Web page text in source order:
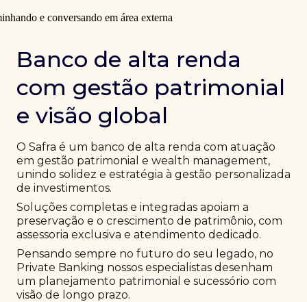
Banco de alta renda
com gestão patrimonial
e visão global
O Safra é um banco de alta renda com atuação
em gestão patrimonial e wealth management,
unindo solidez e estratégia à gestão personalizada
de investimentos.
Soluções completas e integradas apoiam a
preservação e o crescimento de patrimônio, com
assessoria exclusiva e atendimento dedicado.
Pensando sempre no futuro do seu legado, no
Private Banking nossos especialistas desenham
um planejamento patrimonial e sucessório com
visão de longo prazo.